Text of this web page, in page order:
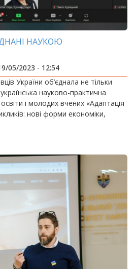
НАУКОЮ
05/2023 - 12:54
України об’єднала не тільки
науково-практична
і молодих вчених «Адаптація
нові форми економіки,